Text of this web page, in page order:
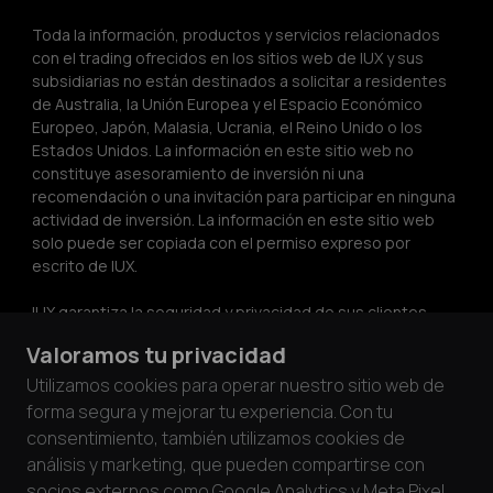
Toda la información, productos y servicios relacionados
con el trading ofrecidos en los sitios web de IUX y sus
subsidiarias no están destinados a solicitar a residentes
de Australia, la Unión Europea y el Espacio Económico
Europeo, Japón, Malasia, Ucrania, el Reino Unido o los
Estados Unidos. La información en este sitio web no
constituye asesoramiento de inversión ni una
recomendación o una invitación para participar en ninguna
actividad de inversión. La información en este sitio web
solo puede ser copiada con el permiso expreso por
escrito de IUX.
IUX garantiza la seguridad y privacidad de sus clientes
asociaciones con procesadores de tarjetas auditados
bajo los requisitos PCI DSS, priorizamos la seguridad de
los fondos y datos de los clientes.
Valoramos tu privacidad
Utilizamos cookies para operar nuestro sitio web de
forma segura y mejorar tu experiencia. Con tu
consentimiento, también utilizamos cookies de
análisis y marketing, que pueden compartirse con